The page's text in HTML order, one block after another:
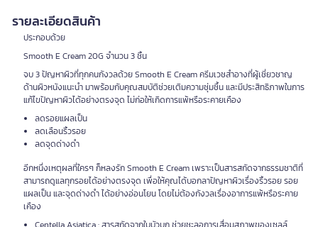
รายละเอียดสินค้า
ประกอบด้วย
Smooth E Cream 20G จำนวน 3 ชิ้น
จบ 3 ปัญหาผิวที่ทุกคนกังวลด้วย Smooth E Cream ครีมเวชสำอางที่ผู้เชี่ยวชาญ
ด้านผิวหนังแนะนำ มาพร้อมกับคุณสมบัติช่วยเติมความชุ่มชื้น และมีประสิทธิภาพในการ
แก้ไขปัญหาผิวได้อย่างตรงจุด ไม่ก่อให้เกิดการแพ้หรือระคายเคือง
ลดรอยแผลเป็น
ลดเลือนริ้วรอย
ลดจุดด่างดำ
อีกหนึ่งเหตุผลที่ใครๆ ก็หลงรัก Smooth E Cream เพราะเป็นสารสกัดจากธรรมชาติที่
สามารถดูแลทุกรอยได้อย่างตรงจุด เพื่อให้คุณได้บอกลาปัญหาผิวเรื่องริ้วรอย รอย
แผลเป็น และจุดด่างดำ ได้อย่างอ่อนโยน โดยไม่ต้องกังวลเรื่องอาการแพ้หรือระคาย
เคือง